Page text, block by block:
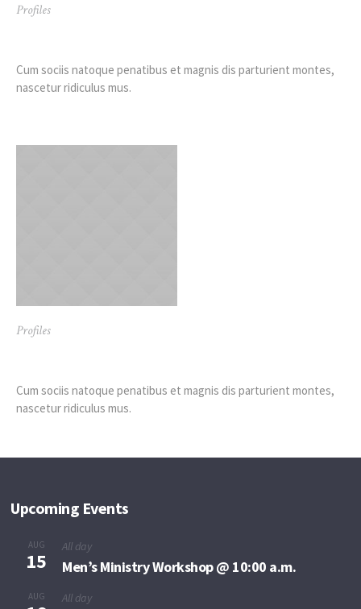
Profiles
Cum sociis natoque penatibus et magnis dis parturient montes,
nascetur ridiculus mus.
Profiles
Cum sociis natoque penatibus et magnis dis parturient montes,
nascetur ridiculus mus.
Upcoming Events
AUG
15
All day
Men’s Ministry Workshop @ 10:00 a.m.
AUG All day